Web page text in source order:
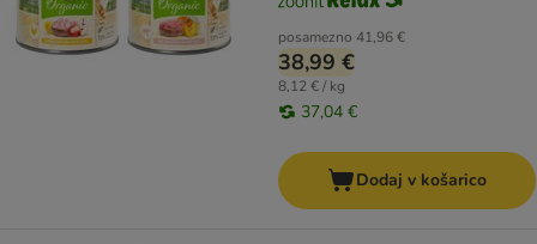
posamezno 41,96 €
38,99 €
8,12 € / kg
37,04 €
Dodaj v košarico